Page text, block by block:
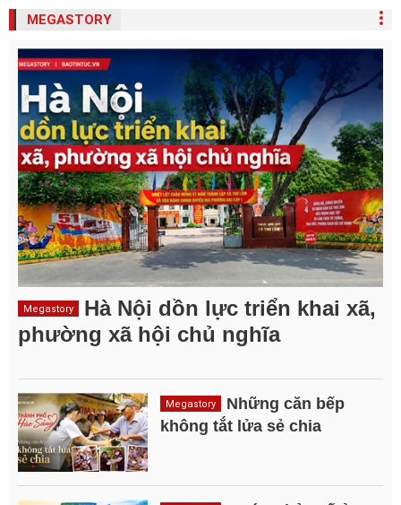
MEGASTORY
Megastory
Hà Nội dồn lực triển khai xã,
phường xã hội chủ nghĩa
Megastory
Những căn bếp
không tắt lửa sẻ chia